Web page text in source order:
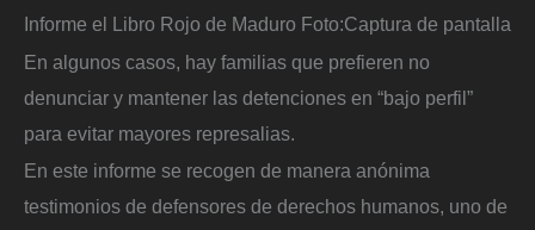
Informe el Libro Rojo de Maduro Foto:Captura de pantalla
En algunos casos, hay familias que prefieren no
denunciar y mantener las detenciones en “bajo perfil”
para evitar mayores represalias.
En este informe se recogen de manera anónima
testimonios de defensores de derechos humanos, uno de